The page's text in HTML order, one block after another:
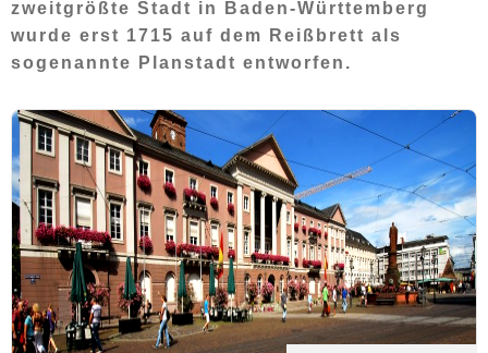
zweitgrößte Stadt in Baden-Württemberg
wurde erst 1715 auf dem Reißbrett als
sogenannte Planstadt entworfen.